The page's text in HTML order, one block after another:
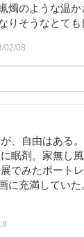
燭のような温
りそうなとても
02/08
、自由はある
眠剤。家無し
展でみたポー
に充満してい